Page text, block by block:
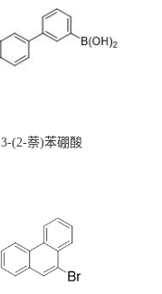
3-(2-萘)苯硼酸